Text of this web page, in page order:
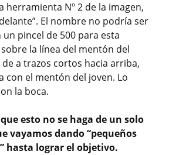
herramienta Nº 2 de la imagen,
El nombre no podría ser
pincel de 500 para esta
la línea del mentón del
a trazos cortos hacia arriba,
con el mentón del joven. Lo
la boca.
esto no se haga de un solo
vayamos dando “pequeños
hasta lograr el objetivo.